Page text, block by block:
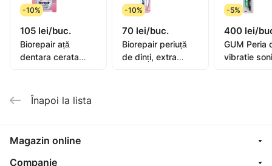
-10%
105 lei/buc.
Biorepair ață
dentara cerata
-10%
70 lei/buc.
Biorepair periuță
de dinți, extra
-5%
400 lei/
GUM Peria
vibratie
Înapoi la lista
Magazin online
Companie